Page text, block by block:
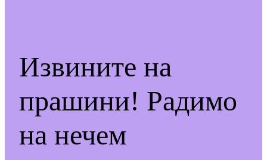
Извините на
прашини! Радимо
на нечем